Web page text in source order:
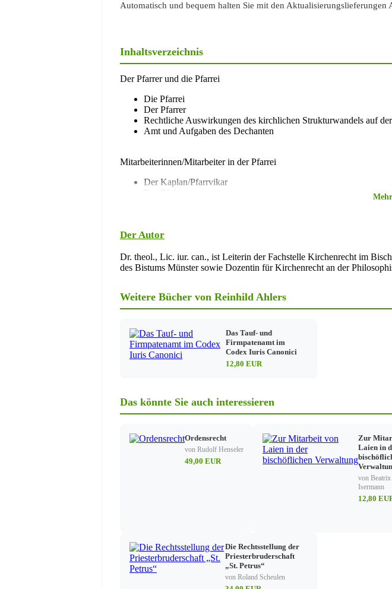
Automatisch und bequem halten Sie mit den Aktualisierungslieferungen
Inhaltsverzeichnis
Der Pfarrer und die Pfarrei
Die Pfarrei
Der Pfarrer
Rechtliche Auswirkungen des kirchlichen Strukturwandels auf
Amt und Aufgaben des Dechanten
Mitarbeiterinnen/Mitarbeiter in der Pfarrei
Der Kaplan/Pfarrvikar
Arbeitsrecht
Beendigung von Arbeitsverträgen
Pfarrgemeinderat:
Entstehung des Pfarrgemeinderates
Rahmensatzung der Würzburger Synode für den Pfarrgemeinderat
Die Kodifizierung des Pfarrgemeinderates im CIC/1983
Kirchenvorstand
Die geschichtliche Entwicklung des Kirchenvorstandes
Gesetz über die Verwaltung des katholischen Kirchenvermögens
Beichte, Kommunion, Firmung
Eheschließung
Der Autor
Dr. theol., Lic. iur. can., ist Leiterin der Fachstelle Kirchenrecht im
des Bistums Münster sowie Dozentin für Kirchenrecht an der
Weitere Bücher von Reinhild Ahlers
Das Tauf- und
Firmpatenamt im
Codex Iuris Canonici
12,80 EUR
Das könnte Sie auch interessieren
Ordensrecht
von Rudolf Henseler
49,00 EUR
Zur
Laien in
von
Isermann
12,80
Die Rechtsstellung der
Priesterbruderschaft
„St. Petrus“
von Roland Scheulen